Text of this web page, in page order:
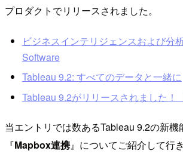
プロダクトでリリースされました。
ビジネスインテリジェンスおよび分
Software
Tableau 9.2: すべてのデータと一緒に
Tableau 9.2がリリースされました！
当エントリでは数あるTableau 9.2の新機
『Mapbox連携』についてご紹介して行